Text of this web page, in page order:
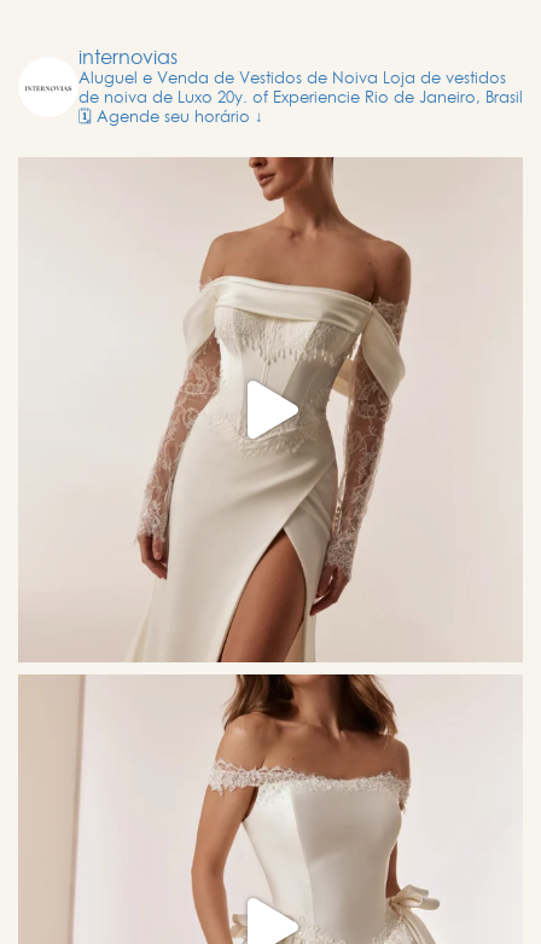
internovias
Aluguel e Venda de Vestidos de Noiva Loja de vestidos
de noiva de Luxo 20y. of Experiencie Rio de Janeiro, Brasil
🗓️ Agende seu horário ↓